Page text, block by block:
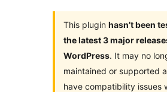
This plugin hasn’t been
the latest 3 major
WordPress. It may no
maintained or supported
have compatibility issues